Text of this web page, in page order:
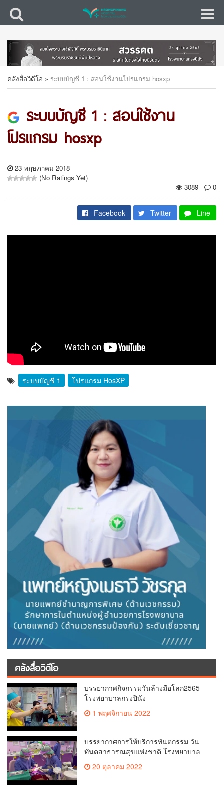
คลังสื่อวิดีโอ » ระบบบัญชี 1 : สอนใช้งานโปรแกรม hosxp
ระบบบัญชี 1 : สอนใช้งาน
โปรแกรม hosxp
23 พฤษภาคม 2018
(No Ratings Yet)
3089
0
Facebook Twitter Line
ระบบบัญชี 1 โปรแกรม HosXP
คลังสื่อวิดีโอ
บรรยากาศกิจกรรมวันล้างมือโลก2565
โรงพยาบาลกรงปินัง
1 พฤศจิกายน 2022
บรรยากาศการให้บริการทันตกรรม วัน
ทันตสาธารณสุขแห่งชาติ โรงพยาบาล
กรงปินัง ปี 2565
20 ตุลาคม 2022